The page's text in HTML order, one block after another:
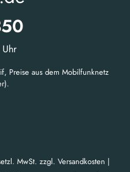
Preise aus dem Mobilfunknetz
MwSt. zzgl. Versandkosten |